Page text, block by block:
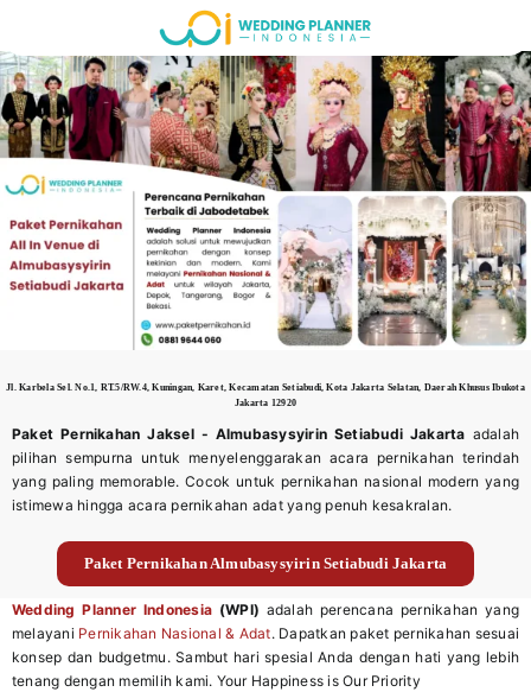
to
content
Jl. Karbela Sel. No.1, RT.5/RW.4, Kuningan, Karet, Kecamatan Setiabudi, Kota Jakarta Selatan, Daerah Khusus Ibukota
Jakarta 12920
Paket Pernikahan Jaksel - Almubasysyirin Setiabudi Jakarta adalah
pilihan sempurna untuk menyelenggarakan acara pernikahan terindah
yang paling memorable. Cocok untuk pernikahan nasional modern yang
istimewa hingga acara pernikahan adat yang penuh kesakralan.
Paket Pernikahan Almubasysyirin Setiabudi Jakarta
Wedding Planner Indonesia (WPI) adalah perencana pernikahan yang
melayani Pernikahan Nasional & Adat. Dapatkan paket pernikahan sesuai
konsep dan budgetmu. Sambut hari spesial Anda dengan hati yang lebih
tenang dengan memilih kami. Your Happiness is Our Priority